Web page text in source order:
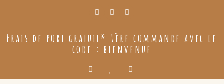
Frais de port gratuit* 1ère commande avec le
code : bienvenue